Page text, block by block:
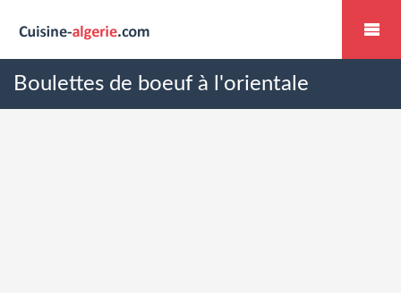
Boulettes de boeuf à l'orientale